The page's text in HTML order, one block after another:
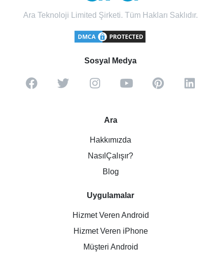
Ara Teknoloji Limited Şirketi. Tüm Hakları Saklıdır.
Sosyal Medya
Ara
Hakkımızda
NasılÇalışır?
Blog
Uygulamalar
Hizmet Veren Android
Hizmet Veren iPhone
Müşteri Android